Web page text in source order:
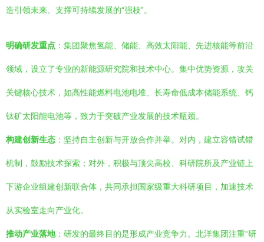
造引领未来、支撑可持续发展的“强枝”。
明确研发重点 ：集团聚焦氢能、储能、高效太阳能、先进核能等前沿
领域，设立了专业的新能源研究院和技术中心。集中优势资源，攻关
关键核心技术，如高性能燃料电池电堆、长寿命低成本储能系统、钙
钛矿太阳能电池等，致力于突破产业发展的技术瓶颈。
构建创新生态 ：坚持自主创新与开放合作并举。对内，建立容错试错
机制，鼓励技术探索；对外，积极与顶尖高校、科研院所及产业链上
下游企业组建创新联合体，共同承担国家级重大科研项目，加速技术
从实验室走向产业化。
推动产业落地：研发的最终目的是形成产业竞争力。北洋集团注重“研